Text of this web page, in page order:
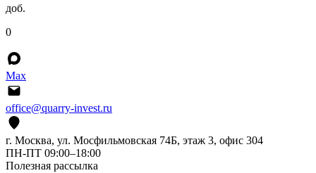
доб.
0
Max
office@quarry-invest.ru
г. Москва, ул. Мосфильмовская 74Б, этаж 3, офис 304
ПН-ПТ 09:00–18:00
Полезная рассылка